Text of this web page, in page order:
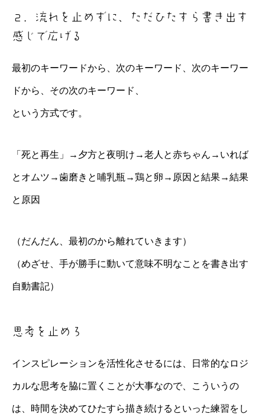
２．流れを止めずに、ただひたすら書き出す
感じで広げる
最初のキーワードから、次のキーワード、次のキーワー
ドから、その次のキーワード、
という方式です。
「死と再生」→夕方と夜明け→老人と赤ちゃん→いれば
とオムツ→歯磨きと哺乳瓶→鶏と卵→原因と結果→結果
と原因
（だんだん、最初のから離れていきます）
（めざせ、手が勝手に動いて意味不明なことを書き出す
自動書記）
思考を止めろ
インスピレーションを活性化させるには、日常的なロジ
カルな思考を脇に置くことが大事なので、こういうの
は、時間を決めてひたすら描き続けるといった練習をし